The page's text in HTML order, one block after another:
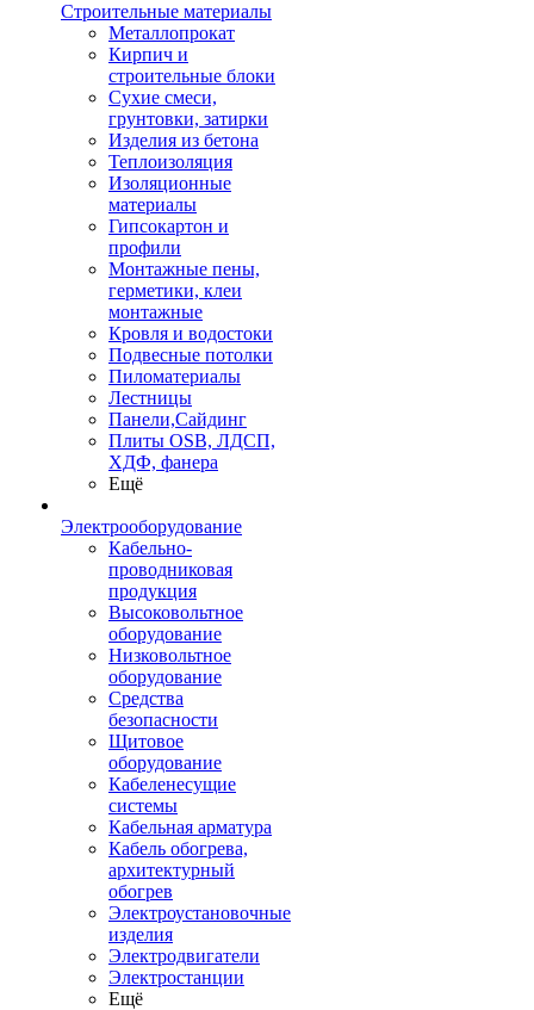
Строительные материалы
Металлопрокат
Кирпич и
строительные блоки
Сухие смеси,
грунтовки, затирки
Изделия из бетона
Теплоизоляция
Изоляционные
материалы
Гипсокартон и
профили
Монтажные пены,
герметики, клеи
монтажные
Кровля и водостоки
Подвесные потолки
Пиломатериалы
Лестницы
Панели,Сайдинг
Плиты OSB, ЛДСП,
ХДФ, фанера
Ещё
Электрооборудование
Кабельно-
проводниковая
продукция
Высоковольтное
оборудование
Низковольтное
оборудование
Средства
безопасности
Щитовое
оборудование
Кабеленесущие
системы
Кабельная арматура
Кабель обогрева,
архитектурный
обогрев
Электроустановочные
изделия
Электродвигатели
Электростанции
Ещё